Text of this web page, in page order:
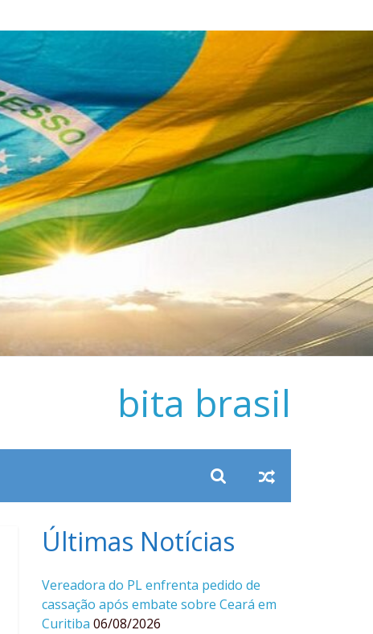
bita brasil
Últimas Notícias
Vereadora do PL enfrenta pedido de
cassação após embate sobre Ceará em
Curitiba 06/08/2026